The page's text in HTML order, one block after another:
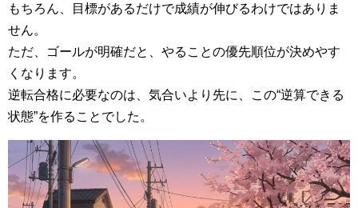
もちろん、目標があるだけで成績が伸びるわけではありま
せん。
ただ、ゴールが明確だと、やることの優先順位が決めやす
くなります。
逆転合格に必要なのは、気合いより先に、この“逆算できる
状態”を作ることでした。